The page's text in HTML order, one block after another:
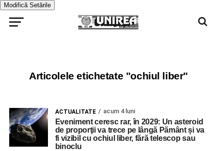
Modifică Setările
Articolele etichetate "ochiul liber"
ACTUALITATE acum 4 luni
Eveniment ceresc rar, în 2029: Un asteroid
de proporţii va trece pe lângă Pământ și va
fi vizibil cu ochiul liber, fără telescop sau
binoclu